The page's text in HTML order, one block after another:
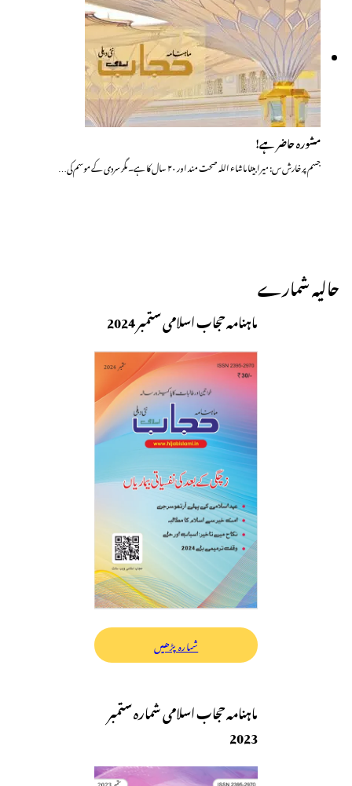
مشورہ حاضر ہے!
جسم پر خارش س: میرا بیٹا ماشاء اللہ صحت مند اور ۲۰ سال کا ہے۔ مگر سردی کے موسم کی…
حالیہ شمارے
ماہنامہ حجاب اسلامی ستمبر 2024
شمارہ پڑھیں
ماہنامہ حجاب اسلامی شمارہ ستمبر
2023